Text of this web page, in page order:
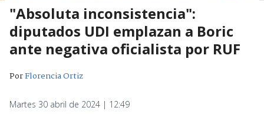
"Absoluta inconsistencia":
diputados UDI emplazan a Boric
ante negativa oficialista por RUF
PorFlorencia Ortiz
Martes 30 abril de 2024 | 12:49